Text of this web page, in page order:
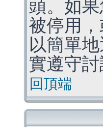
頭。如
被停用
以簡單
實遵守討
回頂端